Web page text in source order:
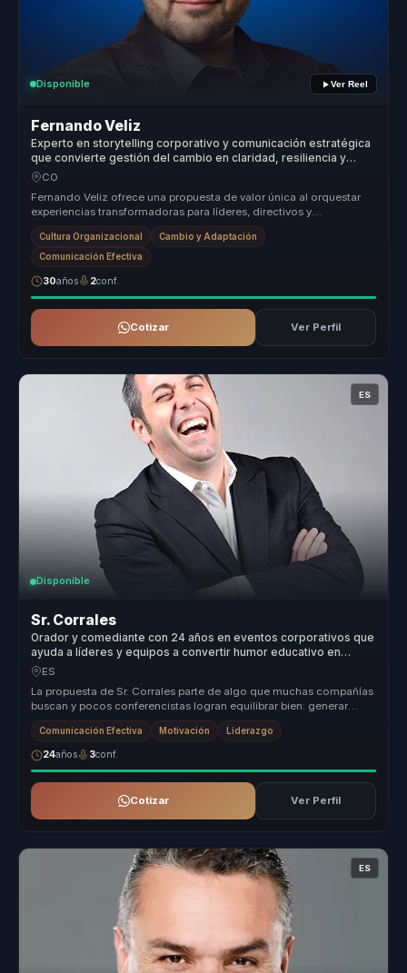
Disponible Ver Reel
Fernando Veliz
Experto en storytelling corporativo y comunicación estratégica
que convierte gestión del cambio en claridad, resiliencia y
cultura para líderes y equipos.
CO
Fernando Veliz ofrece una propuesta de valor única al orquestar
experiencias transformadoras para líderes, directivos y
responsables de e...
Cultura Organizacional Cambio y Adaptación
Comunicación Efectiva
30años 2conf.
Cotizar Ver Perfil
ES
Disponible
Sr. Corrales
Orador y comediante con 24 años en eventos corporativos que
ayuda a líderes y equipos a convertir humor educativo en
comunicación, cohesión y motivación.
ES
La propuesta de Sr. Corrales parte de algo que muchas compañías
buscan y pocos conferencistas logran equilibrar bien: generar
cercanía, e...
Comunicación Efectiva Motivación Liderazgo
24años 3conf.
Cotizar Ver Perfil
ES